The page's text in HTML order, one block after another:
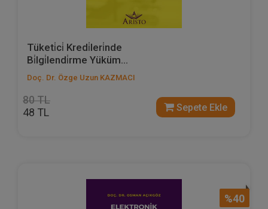
Tüketi̇ci̇ Kredi̇leri̇nde
Bi̇lgi̇lendi̇rme Yüküm...
Doç. Dr. Özge Uzun KAZMACI
80 TL
48 TL Sepete Ekle
%40